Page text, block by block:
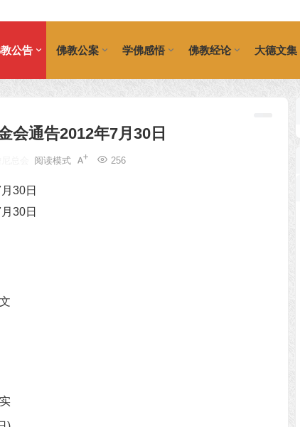
公告 佛教公案 学佛感悟 佛教经论 大德文集
会通告2012年7月30日
256
阅读模式